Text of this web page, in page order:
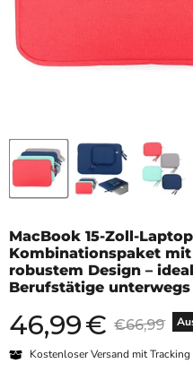
MacBook 15-Zoll-
Kombinationspaket
robustem Design –
Berufstätige unterwegs
Aktueller Preis
46,99€ €66,99
Kostenloser Versand mit Tracking